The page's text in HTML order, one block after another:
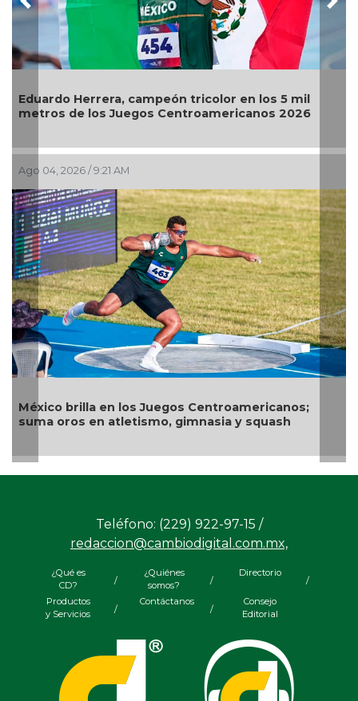
Eduardo Herrera, campeón tricolor en los 5 mil
metros de los Juegos Centroamericanos 2026
Ago 04, 2026 / 9:21 AM
México brilla en los Juegos Centroamericanos;
suma oros en atletismo, gimnasia y squash
Previous
Teléfono: (229) 922-97-15 /
redaccion@cambiodigital.com.mx,
¿Qué es
CD?
/
¿Quiénes
somos?
/
Directorio
/
Productos
y Servicios
/
Contáctanos
/
Consejo
Editorial